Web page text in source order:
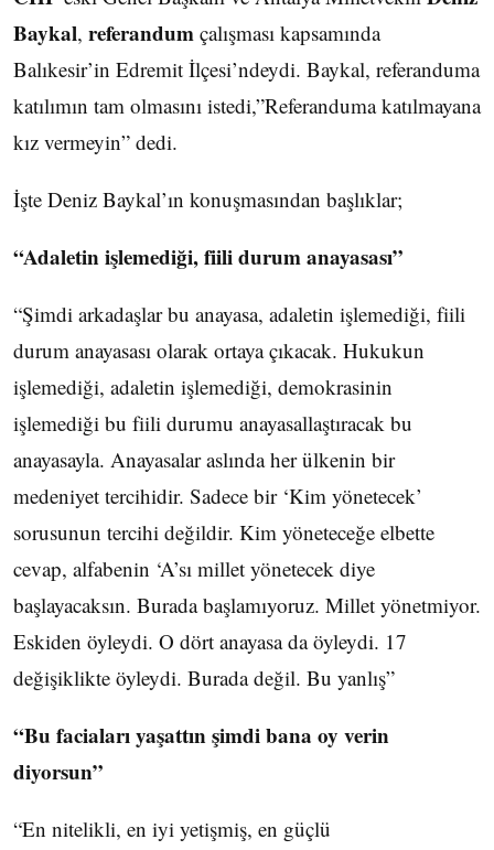
Baykal, referandum çalışması kapsamında
Balıkesir’in Edremit İlçesi’ndeydi. Baykal, referanduma
katılımın tam olmasını istedi,”Referanduma katılmayana
kız vermeyin” dedi.
İşte Deniz Baykal’ın konuşmasından başlıklar;
“Adaletin işlemediği, fiili durum anayasası”
“Şimdi arkadaşlar bu anayasa, adaletin işlemediği, fiili
durum anayasası olarak ortaya çıkacak. Hukukun
işlemediği, adaletin işlemediği, demokrasinin
işlemediği bu fiili durumu anayasallaştıracak bu
anayasayla. Anayasalar aslında her ülkenin bir
medeniyet tercihidir. Sadece bir ‘Kim yönetecek’
sorusunun tercihi değildir. Kim yöneteceğe elbette
cevap, alfabenin ‘A’sı millet yönetecek diye
başlayacaksın. Burada başlamıyoruz. Millet yönetmiyor.
Eskiden öyleydi. O dört anayasa da öyleydi. 17
değişiklikte öyleydi. Burada değil. Bu yanlış”
“Bu faciaları yaşattın şimdi bana oy verin
diyorsun”
“En nitelikli, en iyi yetişmiş, en güçlü